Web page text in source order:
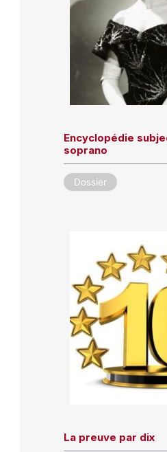
Encyclopédie
soprano
Dossier
La preuve par dix